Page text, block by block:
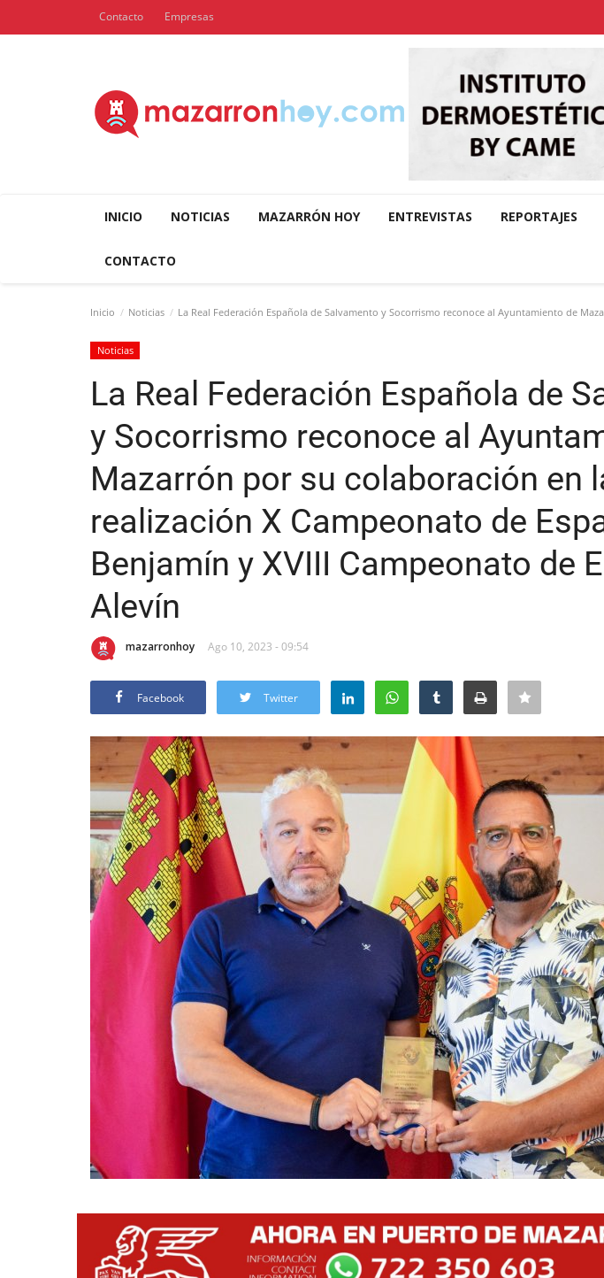
Contacto Empresas
INICIO NOTICIAS MAZARRÓN HOY ENTREVISTAS REPORTAJES
CONTACTO
Inicio Noticias La Real Federación Española de Salvamento y Socorrismo reconoce al Ayuntamiento de
Noticias
La Real Federación Española de
y Socorrismo reconoce al
Mazarrón por su colaboración en
realización X Campeonato de
Benjamín y XVIII Campeonato de
Alevín
mazarronhoy Ago 10, 2023 - 09:54
Facebook Twitter